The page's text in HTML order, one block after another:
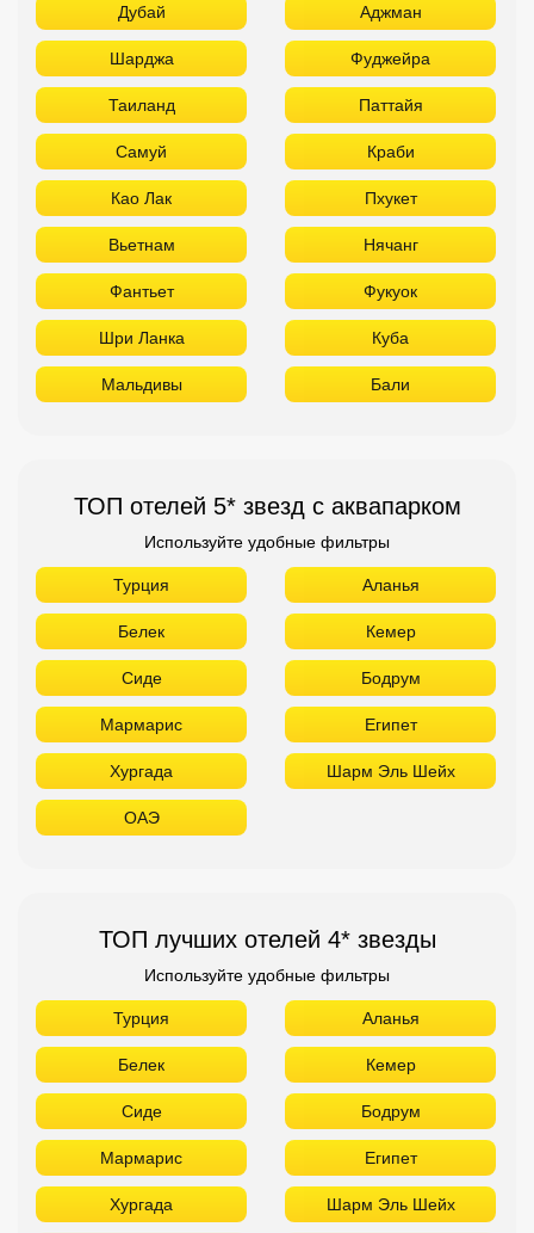
Дубай Аджман
Шарджа Фуджейра
Таиланд Паттайя
Самуй Краби
Као Лак Пхукет
Вьетнам Нячанг
Фантьет Фукуок
Шри Ланка Куба
Мальдивы Бали
ТОП отелей 5* звезд с аквапарком
Используйте удобные фильтры
Турция Аланья
Белек Кемер
Сиде Бодрум
Мармарис Египет
Хургада Шарм Эль Шейх
ОАЭ
ТОП лучших отелей 4* звезды
Используйте удобные фильтры
Турция Аланья
Белек Кемер
Сиде Бодрум
Мармарис Египет
Хургада Шарм Эль Шейх